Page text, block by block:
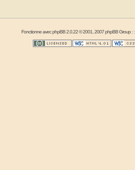
Fonctionne avecphpBB2.0.22 © 2001, 2007 phpBB Group : :